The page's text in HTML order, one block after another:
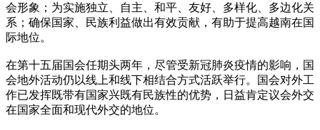
会形象；为实施独立、自主、和平、友好、多样化、多边化关
系；确保国家、民族利益做出有效贡献，有助于提高越南在国
际地位。
在第十五届国会任期头两年，尽管受新冠肺炎疫情的影响，国
会地外活动仍以线上和线下相结合方式活跃举行。国会对外工
作已发挥既带有国家兴既有民族性的优势，日益肯定议会外交
在国家全面和现代外交的地位。